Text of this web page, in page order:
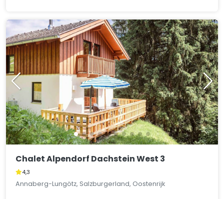
Chalet Alpendorf Dachstein West 3
4,3
Annaberg-Lungötz, Salzburgerland, Oostenrijk